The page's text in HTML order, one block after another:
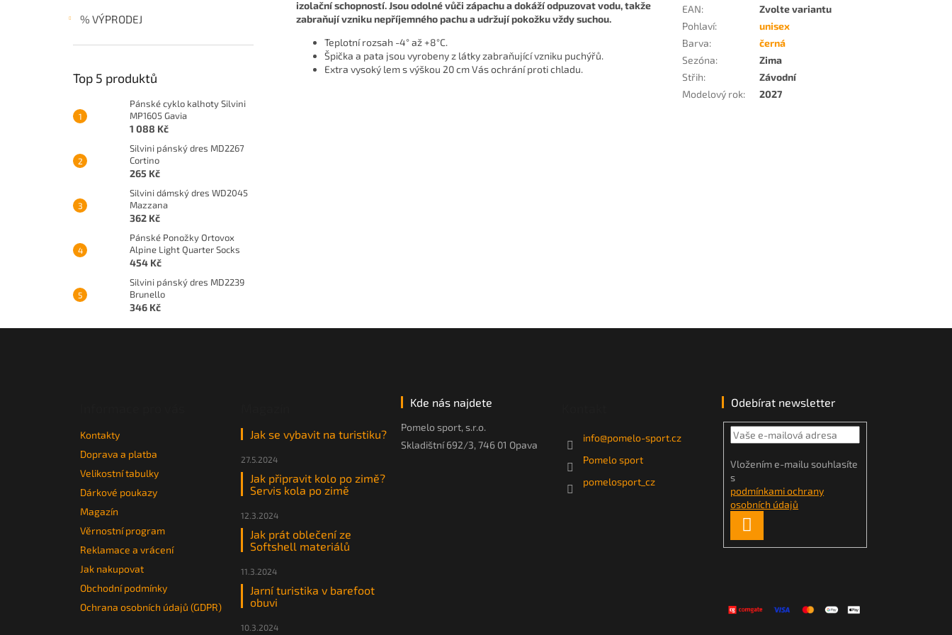
% VÝPRODEJ
Top 5 produktů
Pánské cyklo kalhoty Silvini
MP1605 Gavia
1 088 Kč
Silvini pánský dres MD2267
Cortino
265 Kč
Silvini dámský dres WD2045
Mazzana
362 Kč
Pánské Ponožky Ortovox
Alpine Light Quarter Socks
454 Kč
Silvini pánský dres MD2239
Brunello
346 Kč
izolační schopností. Jsou odolné vůči zápachu a dokáží odpuzovat vodu, takže
zabraňují vzniku nepříjemného pachu a udržují pokožku vždy suchou.
Teplotní rozsah -4° až +8°C.
Špička a pata jsou vyrobeny z látky zabraňující vzniku puchýřů.
Extra vysoký lem s výškou 20 cm Vás ochrání proti chladu.
EAN:
Zvolte variantu
Pohlaví:
unisex
Barva:
černá
Sezóna:
Zima
Střih:
Závodní
Modelový rok: 2027
Kontakty
Doprava a platba
Velikostní tabulky
Dárkové poukazy
Magazín
Věrnostní program
Reklamace a vrácení
Jak nakupovat
Obchodní podmínky
Ochrana osobních údajů (GDPR)
Jak se vybavit na turistiku?
27.5.2024
Jak připravit kolo po zimě?
Servis kola po zimě
12.3.2024
Jak prát oblečení ze
Softshell materiálů
11.3.2024
Jarní turistika v barefoot
obuvi
10.3.2024
Kde nás najdete
Pomelo sport, s.r.o.
Skladištní 692/3, 746 01 Opava
info@pomelo-sport.cz
Pomelo sport
pomelosport_cz
Odebírat newsletter
Vložením e-mailu souhlasíte
s
podmínkami ochrany
osobních údajů
SE